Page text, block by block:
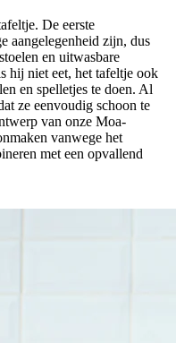
De eerste
aangelegenheid zijn, dus
en uitwasbare
hij niet eet, het tafeltje ook
en spelletjes te doen. Al
ze eenvoudig schoon te
van onze Moa-
vanwege het
met een opvallend